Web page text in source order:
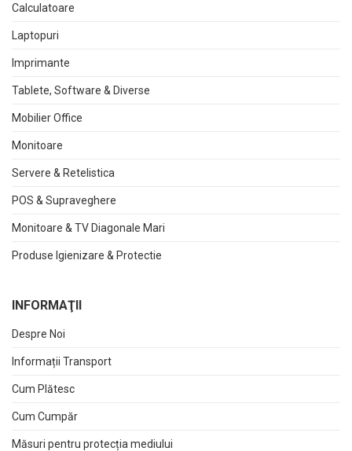
Calculatoare
Laptopuri
Imprimante
Tablete, Software & Diverse
Mobilier Office
Monitoare
Servere & Retelistica
POS & Supraveghere
Monitoare & TV Diagonale Mari
Produse Igienizare & Protectie
INFORMAŢII
Despre Noi
Informații Transport
Cum Plătesc
Cum Cumpăr
Măsuri pentru protecția mediului